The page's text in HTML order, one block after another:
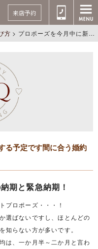
来店予約
方 > プロポーズを今月中に新潟でする予定です間に合う婚約指輪はございますか？
る予定です間に合う婚約
期と緊急納期！
プロポーズ・・・！
選ばないですし、ほとんどの
知らない方が多いです。
は、一か月半～二か月と言わ